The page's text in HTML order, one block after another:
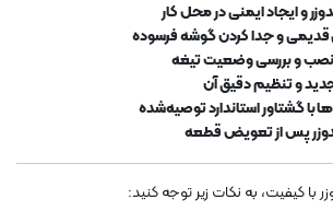
و ایجاد ایمنی در محل کار
قدیمی و جدا کردن گوشه فرسوده
و بررسی وضعیت تیغه
و تنظیم دقیق آن
با گشتاور استاندارد توصیه‌شده
پس از تعویض قطعه
با کیفیت، به نکات زیر توجه کنید: